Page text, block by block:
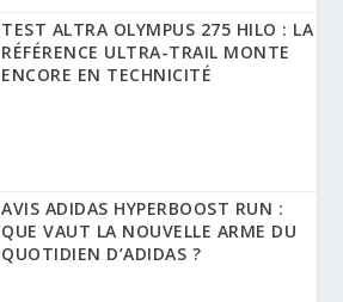
TEST ALTRA OLYMPUS 275 HILO : LA
RÉFÉRENCE ULTRA-TRAIL MONTE
ENCORE EN TECHNICITÉ
AVIS ADIDAS HYPERBOOST RUN :
QUE VAUT LA NOUVELLE ARME DU
QUOTIDIEN D’ADIDAS ?